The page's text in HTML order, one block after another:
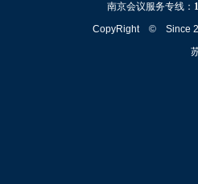
南京会议服务专线：
CopyRight © Since